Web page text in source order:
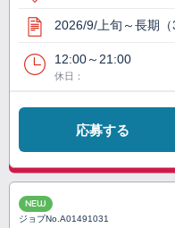
2026/9/上旬～長期（
12:00～21:00
休日：
応募する
NEW
ジョブNo.A01491031